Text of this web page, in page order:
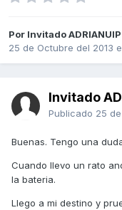
Por Invitado ADRIANUIP
25 de Octubre del 2013
Invitado
Publicado 25
Buenas. Tengo una
Cuando llevo un rato
la bateria.
Llego a mi destino y